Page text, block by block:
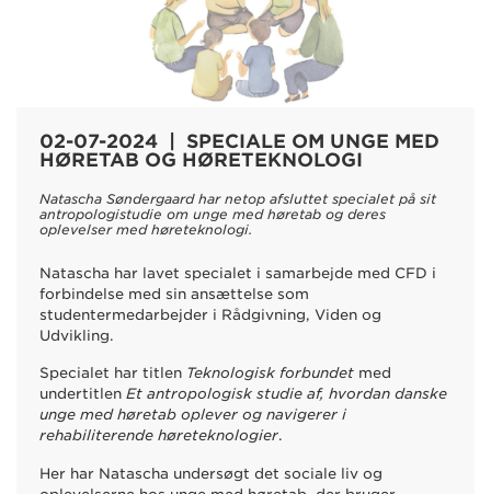
02-07-2024 | SPECIALE OM UNGE MED
HØRETAB OG HØRETEKNOLOGI
Natascha Søndergaard har netop afsluttet specialet på sit
antropologistudie om unge med høretab og deres
oplevelser med høreteknologi.
Natascha har lavet specialet i samarbejde med CFD i
forbindelse med sin ansættelse som
studentermedarbejder i Rådgivning, Viden og
Udvikling.
Specialet har titlen Teknologisk forbundetmed
undertitlen Et antropologisk studie af, hvordan danske
unge med høretab oplever og navigerer i
rehabiliterende høreteknologier.
Her har Natascha undersøgt det sociale liv og